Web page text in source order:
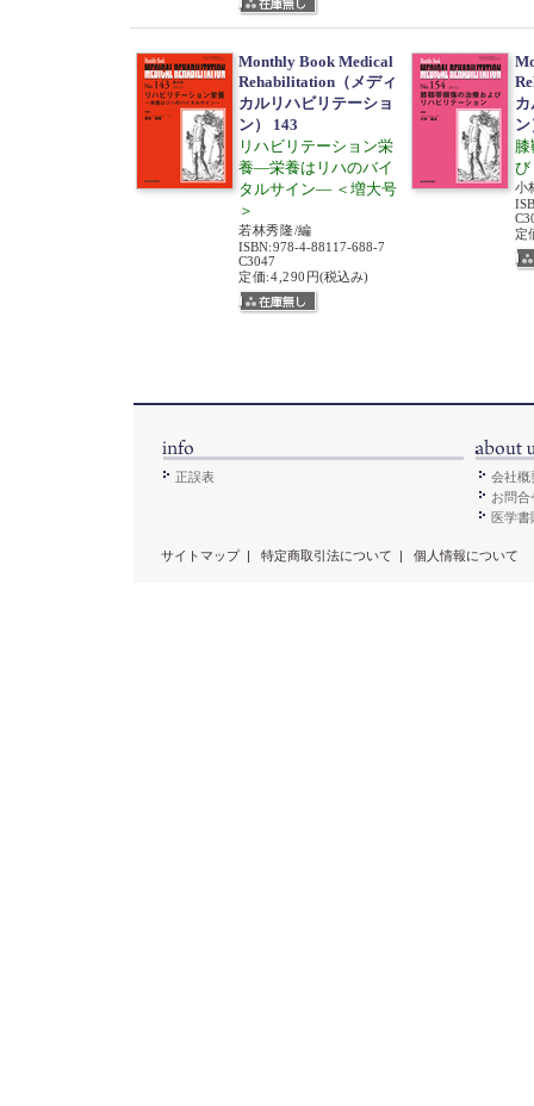
Monthly Book Medical
Rehabilitation（メディ
カルリハビリテーショ
ン） 143
リハビリテーション栄
養―栄養はリハのバイ
タルサイン― ＜増大号
＞
若林秀隆/編
ISBN:978-4-88117-688-7
C3047
定価:4,290円(税込み)
ン
び
小
定
正誤表
会社概
お問合
医学
サイトマップ| 特定商取引法について | 個人情報について